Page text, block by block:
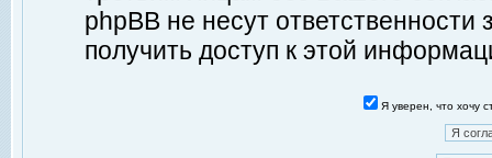
phpBB не несут ответственности
получить доступ к этой
Я уверен, что хочу